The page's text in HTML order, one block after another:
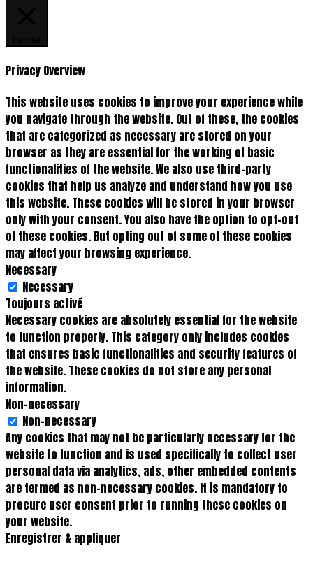
Privacy Overview
This website uses cookies to improve your experience while
you navigate through the website. Out of these, the cookies
that are categorized as necessary are stored on your
browser as they are essential for the working of basic
functionalities of the website. We also use third-party
cookies that help us analyze and understand how you use
this website. These cookies will be stored in your browser
only with your consent. You also have the option to opt-out
of these cookies. But opting out of some of these cookies
may affect your browsing experience.
Necessary
Necessary
Toujours activé
Necessary cookies are absolutely essential for the website
to function properly. This category only includes cookies
that ensures basic functionalities and security features of
the website. These cookies do not store any personal
information.
Non-necessary
Non-necessary
Any cookies that may not be particularly necessary for the
website to function and is used specifically to collect user
personal data via analytics, ads, other embedded contents
are termed as non-necessary cookies. It is mandatory to
procure user consent prior to running these cookies on
your website.
Enregistrer & appliquer